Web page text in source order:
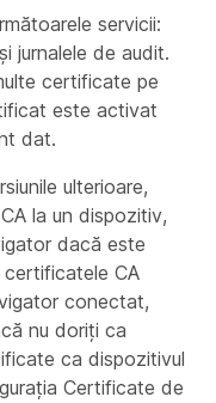
servicii:
jurnalele de audit.
certificate pe
este activat
dat.
ulterioare,
la un dispozitiv,
dacă este
CA
conectat,
nu doriți ca
ca dispozitivul
Certificate de